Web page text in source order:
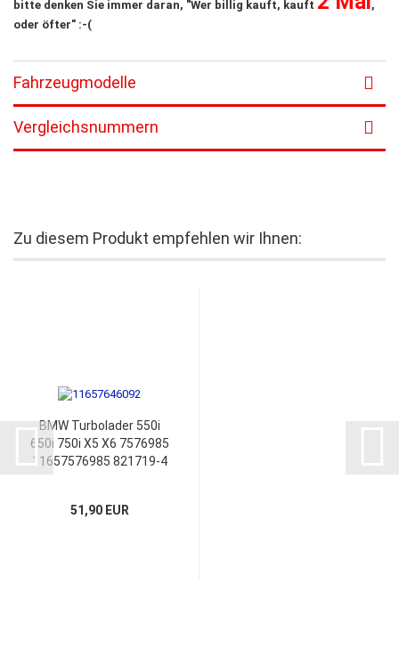
bitte denken Sie immer daran, "Wer billig kauft, kauft
,
oder öfter" :-(
Fahrzeugmodelle
Vergleichsnummern
Zu diesem Produkt empfehlen wir Ihnen:
BMW Turbolader 550i
650i 750i X5 X6 7576985
11657576985 821719-4
51,90 EUR